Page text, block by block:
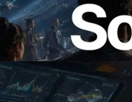
支付的 Solana RPC
付费的时代开启